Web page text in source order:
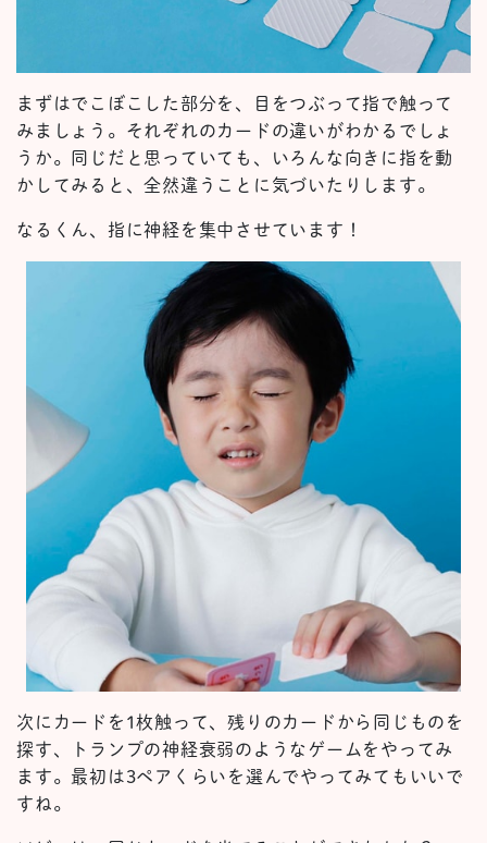
まずはでこぼこした部分を、目をつぶって指で触って
みましょう。それぞれのカードの違いがわかるでしょ
うか。同じだと思っていても、いろんな向きに指を動
かしてみると、全然違うことに気づいたりします。
なるくん、指に神経を集中させています！
次にカードを1枚触って、残りのカードから同じものを
探す、トランプの神経衰弱のようなゲームをやってみ
ます。最初は3ペアくらいを選んでやってみてもいいで
すね。